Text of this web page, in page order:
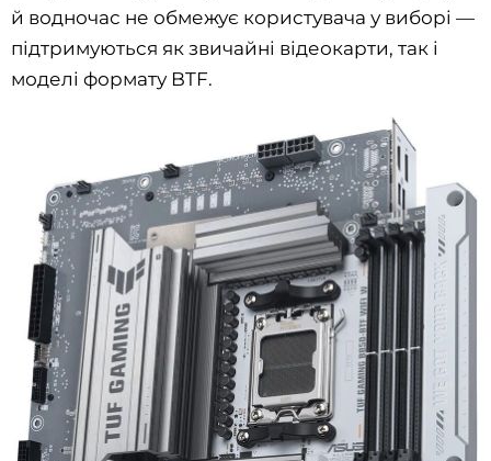
й водночас не обмежує користувача у виборі —
підтримуються як звичайні відеокарти, так і
моделі формату BTF.